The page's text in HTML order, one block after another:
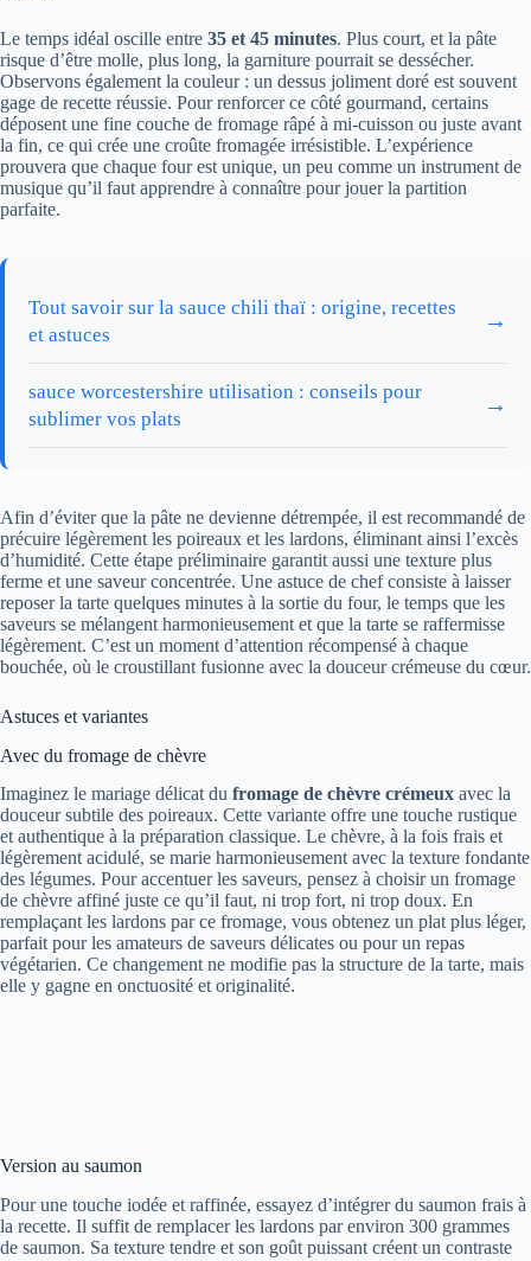
Le temps idéal oscille entre 35 et 45 minutes. Plus court, et la pâte
risque d’être molle, plus long, la garniture pourrait se dessécher.
Observons également la couleur : un dessus joliment doré est souvent
gage de recette réussie. Pour renforcer ce côté gourmand, certains
déposent une fine couche de fromage râpé à mi-cuisson ou juste avant
la fin, ce qui crée une croûte fromagée irrésistible. L’expérience
prouvera que chaque four est unique, un peu comme un instrument de
musique qu’il faut apprendre à connaître pour jouer la partition
parfaite.
Tout savoir sur la sauce chili thaï : origine, recettes
et astuces
→
sauce worcestershire utilisation : conseils pour
sublimer vos plats
→
Afin d’éviter que la pâte ne devienne détrempée, il est recommandé de
précuire légèrement les poireaux et les lardons, éliminant ainsi l’excès
d’humidité. Cette étape préliminaire garantit aussi une texture plus
ferme et une saveur concentrée. Une astuce de chef consiste à laisser
reposer la tarte quelques minutes à la sortie du four, le temps que les
saveurs se mélangent harmonieusement et que la tarte se raffermisse
légèrement. C’est un moment d’attention récompensé à chaque
bouchée, où le croustillant fusionne avec la douceur crémeuse du cœur.
Astuces et variantes
Avec du fromage de chèvre
Imaginez le mariage délicat du fromage de chèvre crémeux avec la
douceur subtile des poireaux. Cette variante offre une touche rustique
et authentique à la préparation classique. Le chèvre, à la fois frais et
légèrement acidulé, se marie harmonieusement avec la texture fondante
des légumes. Pour accentuer les saveurs, pensez à choisir un fromage
de chèvre affiné juste ce qu’il faut, ni trop fort, ni trop doux. En
remplaçant les lardons par ce fromage, vous obtenez un plat plus léger,
parfait pour les amateurs de saveurs délicates ou pour un repas
végétarien. Ce changement ne modifie pas la structure de la tarte, mais
elle y gagne en onctuosité et originalité.
Version au saumon
Pour une touche iodée et raffinée, essayez d’intégrer du saumon frais à
la recette. Il suffit de remplacer les lardons par environ 300 grammes
de saumon. Sa texture tendre et son goût puissant créent un contraste